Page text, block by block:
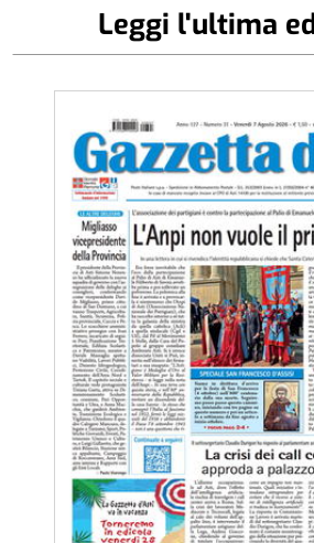
Leggi l'ultima